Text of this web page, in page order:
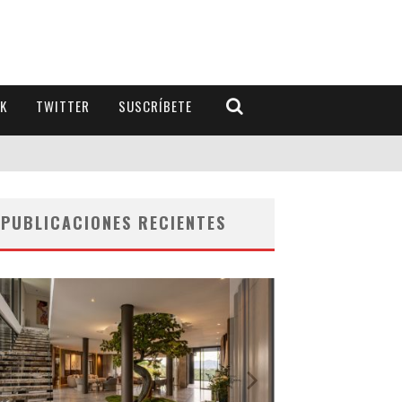
TWITTER SUSCRÍBETE
PUBLICACIONES RECIENTES